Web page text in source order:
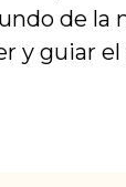
de la
y guiar